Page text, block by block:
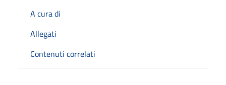
A cura di
Allegati
Contenuti correlati